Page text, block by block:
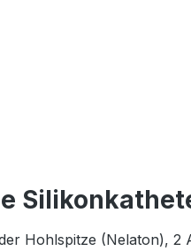
Hohlspitze (Nelaton),